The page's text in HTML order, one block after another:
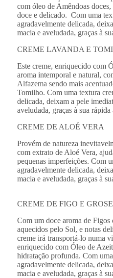
com óleo de Amêndoas
doce e delicado. Com uma
agradavelmente delicada,
macia e aveludada, graças à
CREME LAVANDA E
Este creme, enriquecido com
aroma intemporal e natural,
Alfazema sendo mais
Tomilho. Com uma textura
delicada, deixam a pele
aveludada, graças à sua rápida
CREME DE ALOÉ VERA
Provém de natureza
com extrato de Aloé Vera,
pequenas imperfeições. Com
agradavelmente delicada,
macia e aveludada, graças à
CREME DE FIGO E
Com um doce aroma de
aquecidos pelo Sol, e notas
creme irá transportá-lo numa
enriquecido com Óleo de
hidratação profunda. Com
agradavelmente delicada,
macia e aveludada, graças à